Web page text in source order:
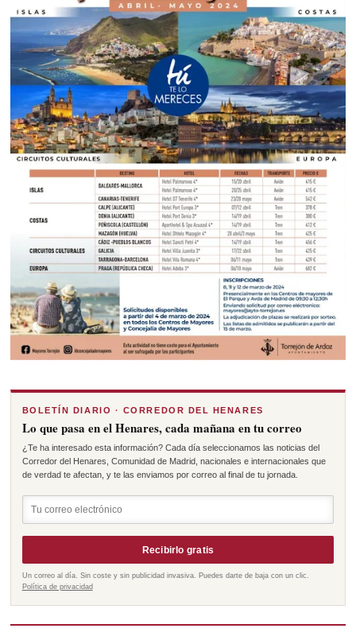
BOLETÍN DIARIO · CORREDOR DEL HENARES
Lo que pasa en el Henares, cada mañana en tu correo
¿Te ha interesado esta información? Cada día seleccionamos las noticias del
Corredor del Henares, Comunidad de Madrid, nacionales e internacionales que
de verdad te afectan, y te las enviamos por correo al final de tu jornada.
Recibirlo gratis
Un correo al día. Sin coste y sin publicidad invasiva. Puedes darte de baja con un clic.
Política de privacidad